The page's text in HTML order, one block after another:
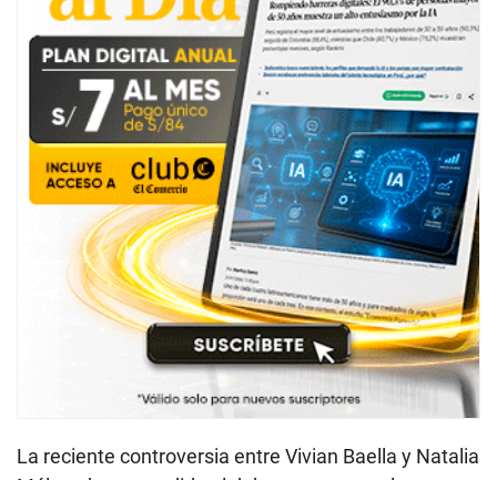
La reciente controversia entre Vivian Baella y Natalia